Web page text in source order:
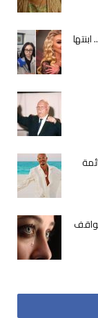
تفاصيل صادمة في وفاة المغنية التركية GÜLLÜ.. ابنتها